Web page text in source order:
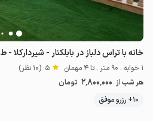
خانه با تراس دلباز در بابلکنار - شیردارکلا - ط ۴
1 خوابه . 90 متر . تا 4 مهمان 5 (10 نظر)
هر شب از 2٬800٬000 تومان
10+ رزرو موفق